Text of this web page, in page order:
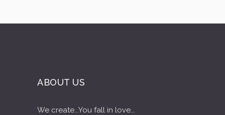
ABOUT US
We create...You fall in love...